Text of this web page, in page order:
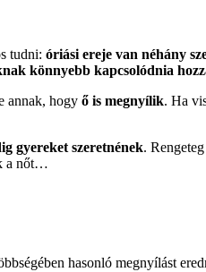
tudni: óriási ereje van néhány
könnyebb kapcsolódnia
annak, hogy ő is megnyílik. Ha
gyereket szeretnének.
a nőt…
hasonló megnyílást